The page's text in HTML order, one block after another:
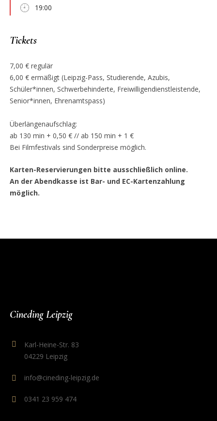
19:00
Tickets
7,00 € regulär
6,00 € ermäßigt (Leipzig-Pass, Studierende, Azubis,
Schüler*innen, Schwerbehinderte, Freiwilligendienstleistende,
Senior*innen, Ehrenamtspass)
Überlängenaufschlag:
ab 130 min + 0,50 € // ab 150 min + 1 €
Bei Filmfestivals sind Sonderpreise möglich.
Karten-Reservierungen bitte ausschließlich online.
An der Abendkasse ist Bar- und EC-Kartenzahlung
möglich.
Cineding Leipzig
Karl-Heine-Str. 83
04229 Leipzig
info@cineding-leipzig.de
0341 23 959 474